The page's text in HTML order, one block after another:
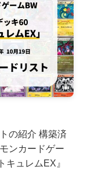
の紹介 構築済
ンカードゲー
キュレムEX』